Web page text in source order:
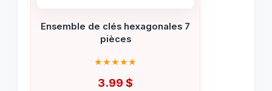
Ensemble de clés hexagonales 7
pièces
3.99 $